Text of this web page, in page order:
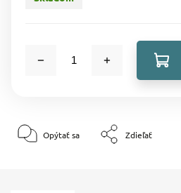
Opýtať sa Zdieľať